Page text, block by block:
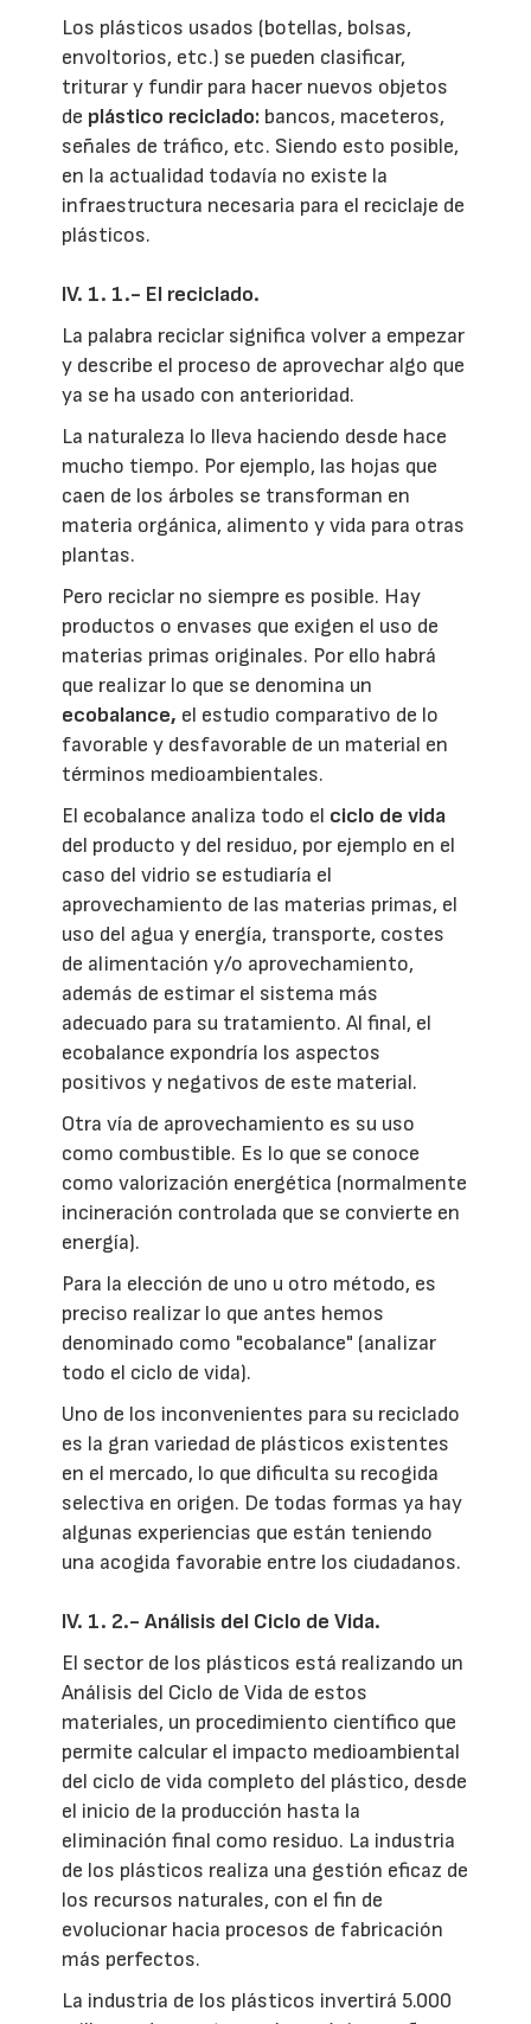
Los plásticos usados (botellas, bolsas,
envoltorios, etc.) se pueden clasificar,
triturar y fundir para hacer nuevos objetos
de plástico reciclado: bancos, maceteros,
señales de tráfico, etc. Siendo esto posible,
en la actualidad todavía no existe la
infraestructura necesaria para el reciclaje de
plásticos.
IV. 1. 1.- El reciclado.
La palabra reciclar significa volver a empezar
y describe el proceso de aprovechar algo que
ya se ha usado con anterioridad.
La naturaleza lo lleva haciendo desde hace
mucho tiempo. Por ejemplo, las hojas que
caen de los árboles se transforman en
materia orgánica, alimento y vida para otras
plantas.
Pero reciclar no siempre es posible. Hay
productos o envases que exigen el uso de
materias primas originales. Por ello habrá
que realizar lo que se denomina un
ecobalance, el estudio comparativo de lo
favorable y desfavorable de un material en
términos medioambientales.
El ecobalance analiza todo el ciclo de vida
del producto y del residuo, por ejemplo en el
caso del vidrio se estudiaría el
aprovechamiento de las materias primas, el
uso del agua y energía, transporte, costes
de alimentación y/o aprovechamiento,
además de estimar el sistema más
adecuado para su tratamiento. Al final, el
ecobalance expondría los aspectos
positivos y negativos de este material.
Otra vía de aprovechamiento es su uso
como combustible. Es lo que se conoce
como valorización energética (normalmente
incineración controlada que se convierte en
energía).
Para la elección de uno u otro método, es
preciso realizar lo que antes hemos
denominado como "ecobalance" (analizar
todo el ciclo de vida).
Uno de los inconvenientes para su reciclado
es la gran variedad de plásticos existentes
en el mercado, lo que dificulta su recogida
selectiva en origen. De todas formas ya hay
algunas experiencias que están teniendo
una acogida favorabie entre los ciudadanos.
IV. 1. 2.- Análisis del Ciclo de Vida.
El sector de los plásticos está realizando un
Análisis del Ciclo de Vida de estos
materiales, un procedimiento científico que
permite calcular el impacto medioambiental
del ciclo de vida completo del plástico, desde
el inicio de la producción hasta la
eliminación final como residuo. La industria
de los plásticos realiza una gestión eficaz de
los recursos naturales, con el fin de
evolucionar hacia procesos de fabricación
más perfectos.
La industria de los plásticos invertirá 5.000